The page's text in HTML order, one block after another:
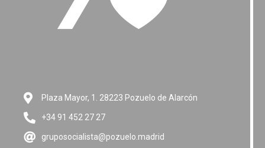
Plaza Mayor, 1. 28223 Pozuelo de Alarcón
+34 91 452 27 27
gruposocialista@pozuelo.madrid